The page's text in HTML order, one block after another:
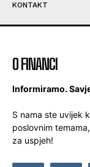
KONTAKT
O FINANCI
Informiramo.
S nama ste uvijek
poslovnim
za uspjeh!